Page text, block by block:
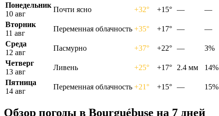
Понедельник
10 авг
Почти ясно +32° +15° —
—
Вторник
11 авг
Переменная облачность +35° +17° —
—
Среда
12 авг
Пасмурно +37° +22° —
3%
Четверг
13 авг
Ливень +25° +17° 2.4 мм
14%
Пятница
14 авг
Переменная облачность +21° +15° — 15%
Обзор погоды в Bourguébusе на 7 дней